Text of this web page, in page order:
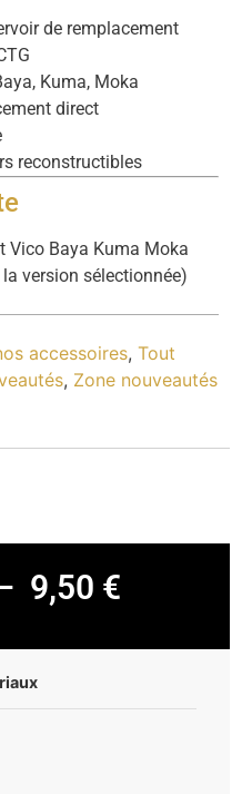
de remplacement
Kuma, Moka
direct
reconstructibles
Vico Baya Kuma Moka
version sélectionnée)
accessoires, Tout
, Zone nouveautés
9,50 €